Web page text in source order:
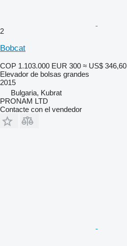
2
Bobcat
COP 1.103.000 EUR 300 ≈ US$ 346,60
Elevador de bolsas grandes
2015
Bulgaria, Kubrat
PRONAM LTD
Contacte con el vendedor